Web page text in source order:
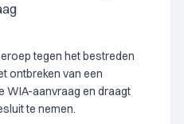
tegen het bestreden
ontbreken van een
WIA-aanvraag en draagt
te nemen.